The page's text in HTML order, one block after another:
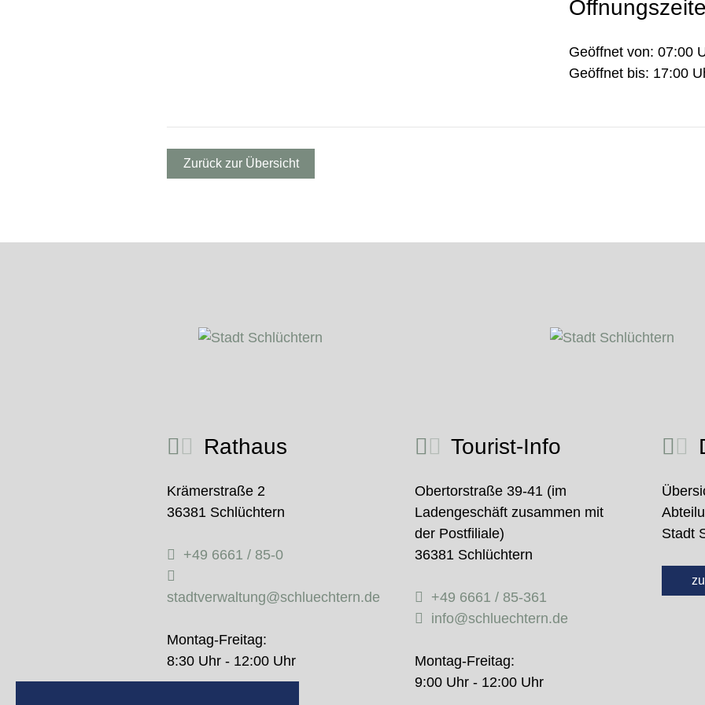
Geöffnet von: 07:00
Geöffnet bis: 17:00
Zurück zur Übersicht
Rathaus
Krämerstraße 2
36381 Schlüchtern
+49 6661 / 85-0
stadtverwaltung@schluechtern.de
Montag-Freitag:
8:30 Uhr - 12:00 Uhr
Tourist-Info
Obertorstraße 39-41 (im
Ladengeschäft zusammen mit
der Postfiliale)
36381 Schlüchtern
+49 6661 / 85-361
info@schluechtern.de
Montag-Freitag:
9:00 Uhr - 12:00 Uhr
Stadt